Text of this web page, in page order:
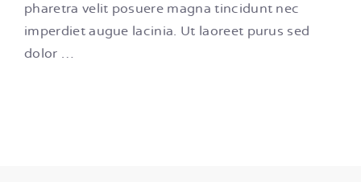
pharetra velit posuere magna tincidunt nec
imperdiet augue lacinia. Ut laoreet purus sed
dolor …